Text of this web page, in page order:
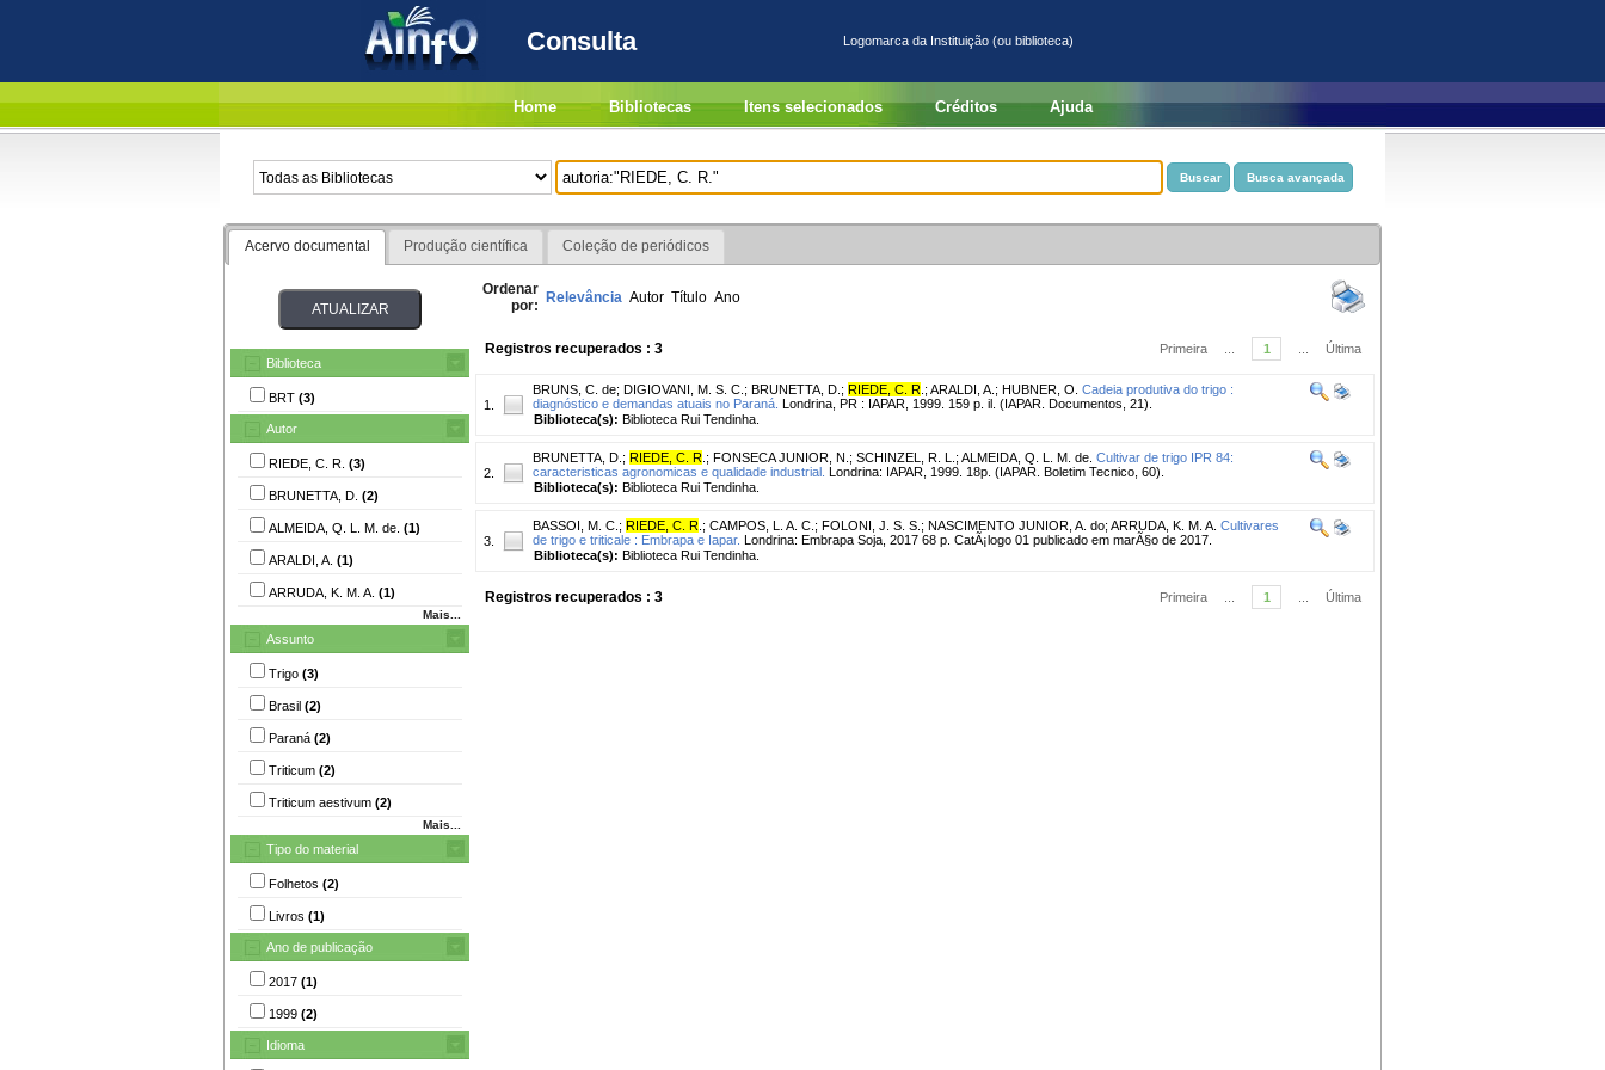
Consulta Logomarca da Instituição (ou biblioteca)
Home Bibliotecas Itens selecionados Créditos Ajuda
Acervo documental Produção científica Coleção de periódicos
Biblioteca
BRT (3)
Autor
RIEDE, C. R. (3)
BRUNETTA, D. (2)
ALMEIDA, Q. L. M. de. (1)
ARALDI, A. (1)
ARRUDA, K. M. A. (1)
Mais...
Assunto
Trigo (3)
Brasil (2)
Paraná (2)
Triticum (2)
Triticum aestivum (2)
Mais...
Tipo do material
Folhetos (2)
Livros (1)
Ano de publicação
2017 (1)
1999 (2)
Idioma
Ordenar
por: Relevância Autor Título Ano
Registros recuperados : 3 Primeira 1 Última
1.
BRUNS, C. de; DIGIOVANI, M. S. C. ; BRUNETTA, D. ; RIEDE, C. R ; ARALDI, A. ; HUBNER, O. Cadeia produtiva do trigo :
diagnóstico e demandas atuais no Paraná. Londrina, PR : IAPAR, 1999. 159 p. il. (IAPAR. Documentos, 21).
Biblioteca(s): Biblioteca Rui Tendinha.
2.
BRUNETTA, D. ; RIEDE, C. R ; FONSECA JUNIOR, N. ; SCHINZEL, R. L. ; ALMEIDA, Q. L. M. de. Cultivar de trigo IPR 84:
caracteristicas agronomicas e qualidade industrial. Londrina: IAPAR, 1999. 18p. (IAPAR. Boletim Tecnico, 60).
Biblioteca(s): Biblioteca Rui Tendinha.
3.
BASSOI, M. C. ; RIEDE, C. R ; CAMPOS, L. A. C. ; FOLONI, J. S. S. ; NASCIMENTO JUNIOR, A. do; ARRUDA, K. M. A. Cultivares
de trigo e triticale : Embrapa e Iapar. Londrina: Embrapa Soja, 2017 68 p. CatÃ¡logo 01 publicado em marÃ§o de 2017.
Biblioteca(s): Biblioteca Rui Tendinha.
Registros recuperados : 3 Primeira 1 Última